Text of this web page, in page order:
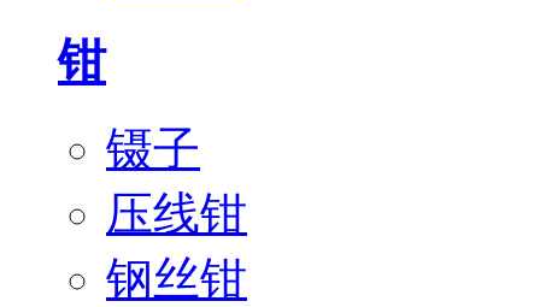
钳
镊子
压线钳
钢丝钳